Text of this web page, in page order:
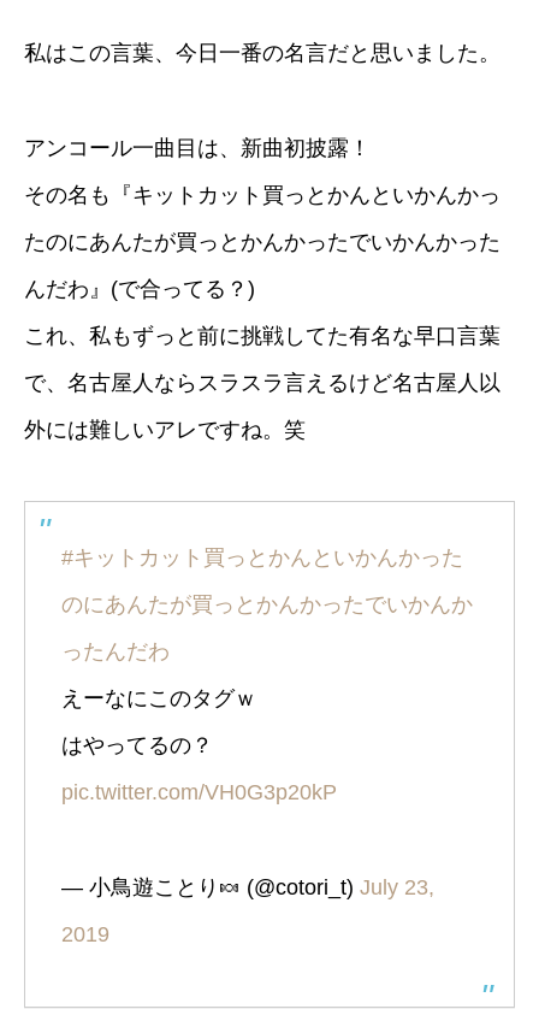
私はこの言葉、今日一番の名言だと思いました。
アンコール一曲目は、新曲初披露！
その名も『キットカット買っとかんといかんかっ
たのにあんたが買っとかんかったでいかんかった
んだわ』(で合ってる？)
これ、私もずっと前に挑戦してた有名な早口言葉
で、名古屋人ならスラスラ言えるけど名古屋人以
外には難しいアレですね。笑
#キットカット買っとかんといかんかった
のにあんたが買っとかんかったでいかんか
ったんだわ
えーなにこのタグｗ
はやってるの？
pic.twitter.com/VH0G3p20kP
— 小鳥遊ことり🍬 (@cotori_t) July 23,
2019